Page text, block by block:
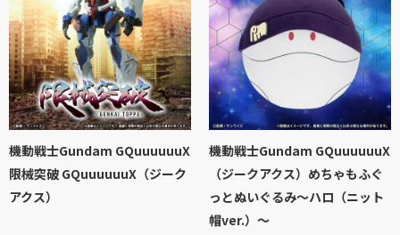
機動戦士Gundam GQuuuuuuX
限械突破 GQuuuuuuX（ジーク
アクス）
機動戦士Gundam GQuuuuuuX
（ジークアクス）めちゃもふぐ
っとぬいぐるみ～ハロ（ニット
帽ver.）～